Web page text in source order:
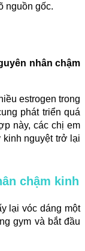
nguồn gốc.
nhân chậm
estrogen trong
phát triển quá
này, các chị em
kinh nguyệt trở lại
chậm kinh
lại vóc dáng một
gym và bắt đầu